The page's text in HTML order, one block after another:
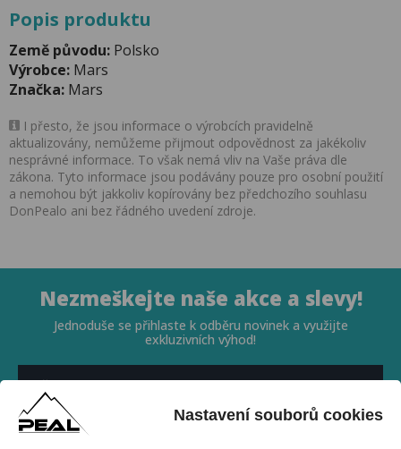
Popis produktu
Země původu: Polsko
Výrobce: Mars
Značka: Mars
I přesto, že jsou informace o výrobcích pravidelně
aktualizovány, nemůžeme přijmout odpovědnost za jakékoliv
nesprávné informace. To však nemá vliv na Vaše práva dle
zákona. Tyto informace jsou podávány pouze pro osobní použití
a nemohou být jakkoliv kopírovány bez předchozího souhlasu
DonPealo ani bez řádného uvedení zdroje.
Nezmeškejte naše akce a slevy!
Jednoduše se přihlaste k odběru novinek a využijte
exkluzivních výhod!
Nastavení souborů cookies